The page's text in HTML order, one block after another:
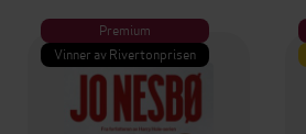
Premium
Vinner av Rivertonprisen